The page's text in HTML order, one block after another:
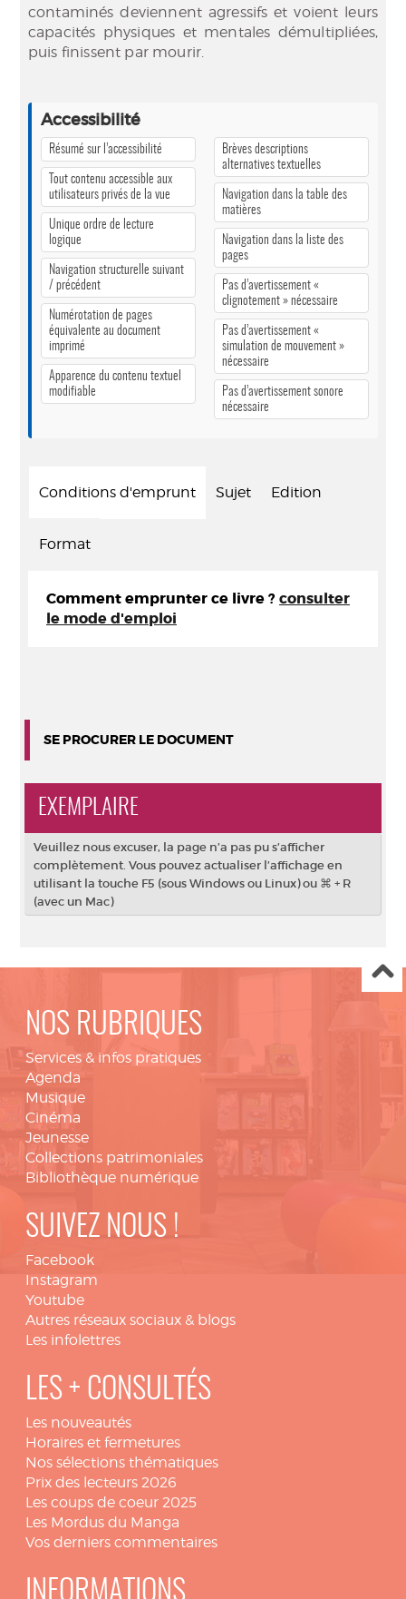
contaminés deviennent agressifs et voient leurs
capacités physiques et mentales démultipliées,
puis finissent par mourir.
Accessibilité
Résumé sur l’accessibilité
Tout contenu accessible aux
utilisateurs privés de la vue
Unique ordre de lecture
logique
Navigation structurelle suivant
/ précédent
Numérotation de pages
équivalente au document
imprimé
Apparence du contenu textuel
modifiable
Brèves descriptions
alternatives textuelles
Navigation dans la table des
matières
Navigation dans la liste des
pages
Pas d’avertissement «
clignotement » nécessaire
Pas d’avertissement «
simulation de mouvement »
nécessaire
Pas d’avertissement sonore
nécessaire
Conditions d'emprunt Sujet Edition
Format
Comment emprunter ce livre ? consulter
le mode d'emploi
SE PROCURER LE DOCUMENT
EXEMPLAIRE
Veuillez nous excuser, la page n’a pas pu s’afficher
complètement. Vous pouvez actualiser l’affichage en
utilisant la touche F5 (sous Windows ou Linux) ou ⌘ + R
(avec un Mac)
NOS RUBRIQUES
Services & infos pratiques
Agenda
Musique
Cinéma
Jeunesse
Collections patrimoniales
Bibliothèque numérique
SUIVEZ NOUS !
Facebook
Instagram
Youtube
Autres réseaux sociaux & blogs
Les infolettres
LES + CONSULTÉS
Les nouveautés
Horaires et fermetures
Nos sélections thématiques
Prix des lecteurs 2026
Les coups de coeur 2025
Les Mordus du Manga
Vos derniers commentaires